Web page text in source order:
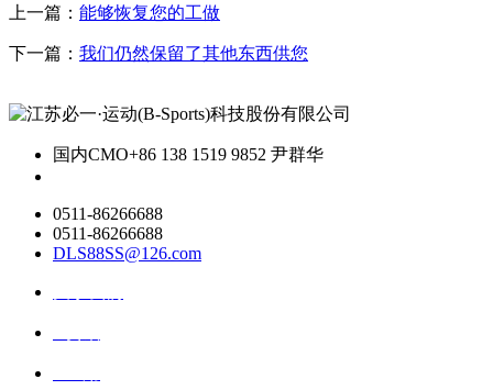
上一篇： 能够恢复您的工做
下一篇： 我们仍然保留了其他东西供您
国内CMO+86 138 1519 9852 尹群华
0511-86266688
0511-86266688
DLS88SS@126.com